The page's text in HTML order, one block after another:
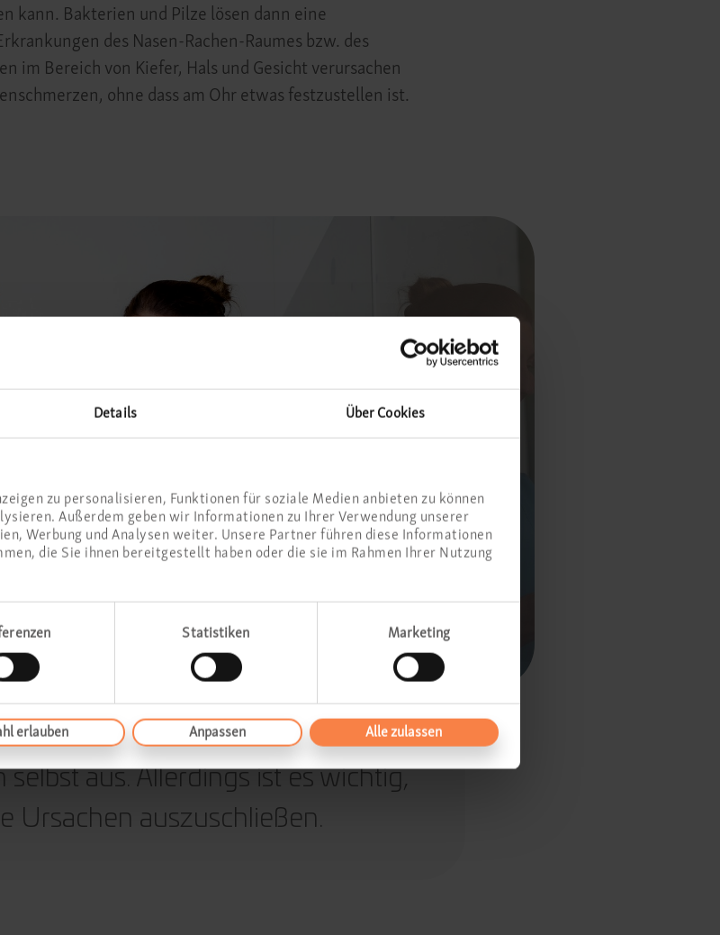
Details Über Cookies
zu personalisieren, Funktionen für soziale Medien anbieten zu können
Außerdem geben wir Informationen zu Ihrer Verwendung unserer
Werbung und Analysen weiter. Unsere Partner führen diese Informationen
die Sie ihnen bereitgestellt haben oder die sie im Rahmen Ihrer Nutzung
Statistiken Marketing
erlauben Anpassen Alle zulassen
kann. Bakterien und Pilze lösen dann eine
des Nasen-Rachen-Raumes bzw. des
im Bereich von Kiefer, Hals und Gesicht verursachen
ohne dass am Ohr etwas festzustellen ist.
zum Arzt, wenn ...
sind immer ein Grund, den Arzt
gilt für Säuglinge und Kinder, aber
Akute Mittelohrentzündungen
selbst aus. Allerdings ist es wichtig,
Ursachen auszuschließen.